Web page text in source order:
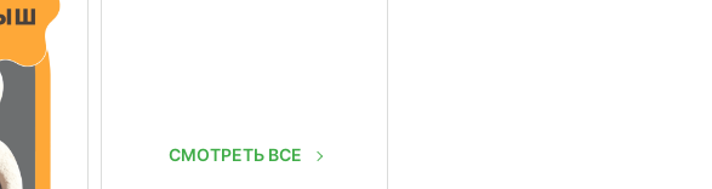
СМОТРЕТЬ ВСЕ